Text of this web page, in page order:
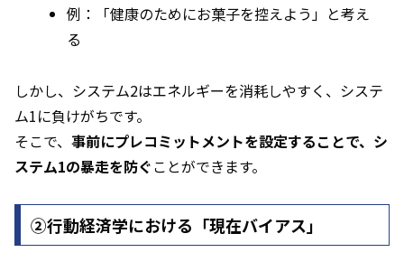
例：「健康のためにお菓子を控えよう」と考え
る
しかし、システム2はエネルギーを消耗しやすく、システ
ム1に負けがちです。
そこで、 事前にプレコミットメントを設定することで、シ
ステム1の暴走を防ぐことができます。
②行動経済学における「現在バイアス」